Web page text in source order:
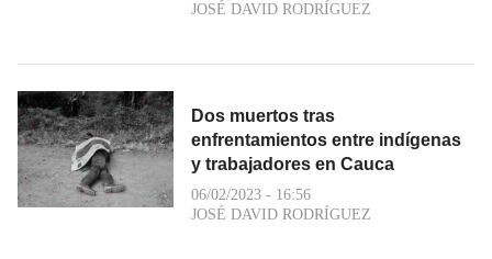
JOSÉ DAVID RODRÍGUEZ
Dos muertos tras
enfrentamientos entre indígenas
y trabajadores en Cauca
06/02/2023 - 16:56
JOSÉ DAVID RODRÍGUEZ